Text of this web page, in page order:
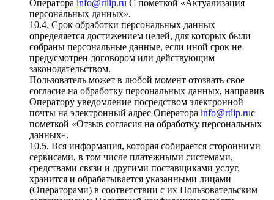
Оператора info@rtlip.ru С пометкой «Актуализация
персональных данных».
10.4. Срок обработки персональных данных
определяется достижением целей, для которых были
собраны персональные данные, если иной срок не
предусмотрен договором или действующим
законодательством.
Пользователь может в любой момент отозвать свое
согласие на обработку персональных данных, направив
Оператору уведомление посредством электронной
почты на электронный адрес Оператора info@rtlip.ruс
пометкой «Отзыв согласия на обработку персональных
данных».
10.5. Вся информация, которая собирается сторонними
сервисами, в том числе платежными системами,
средствами связи и другими поставщиками услуг,
хранится и обрабатывается указанными лицами
(Операторами) в соответствии с их Пользовательским